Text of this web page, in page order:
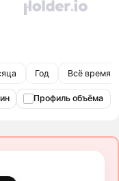
Год Всё время
Профиль объёма